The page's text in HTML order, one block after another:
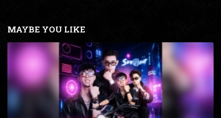
MAYBE YOU LIKE